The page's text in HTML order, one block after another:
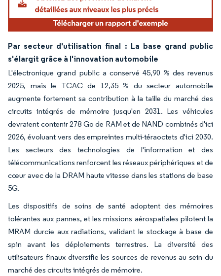
Par secteur d'utilisation final : La base grand public
s'élargit grâce à l'innovation automobile
L'électronique grand public a conservé 45,90 % des revenus
2025, mais le TCAC de 12,35 % du secteur automobile
augmente fortement sa contribution à la taille du marché des
circuits intégrés de mémoire jusqu'en 2031. Les véhicules
devraient contenir 278 Go de RAM et de NAND combinés d'ici
2026, évoluant vers des empreintes multi-téraoctets d'ici 2030.
Les secteurs des technologies de l'information et des
télécommunications renforcent les réseaux périphériques et de
cœur avec de la DRAM haute vitesse dans les stations de base
5G.
Les dispositifs de soins de santé adoptent des mémoires
tolérantes aux pannes, et les missions aérospatiales pilotent la
MRAM durcie aux radiations, validant le stockage à base de
spin avant les déploiements terrestres. La diversité des
utilisateurs finaux diversifie les sources de revenus au sein du
marché des circuits intégrés de mémoire.